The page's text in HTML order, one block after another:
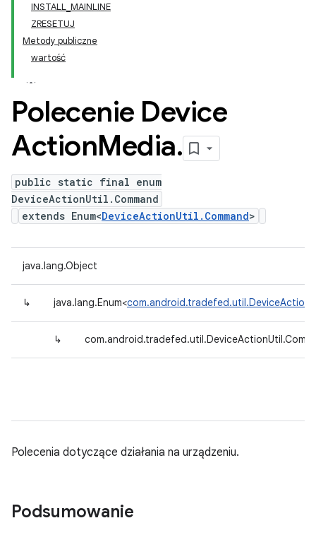
INSTALL_MAINLINE
ZRESETUJ
Metody publiczne
wartość
Polecenie Device
ActionMedia.
public static final enum
DeviceActionUtil.Command
extends Enum<DeviceActionUtil.Command>
java.lang.Object
↳ java.lang.Enum<
↳
Polecenia dotyczące działania na urządzeniu.
Podsumowanie